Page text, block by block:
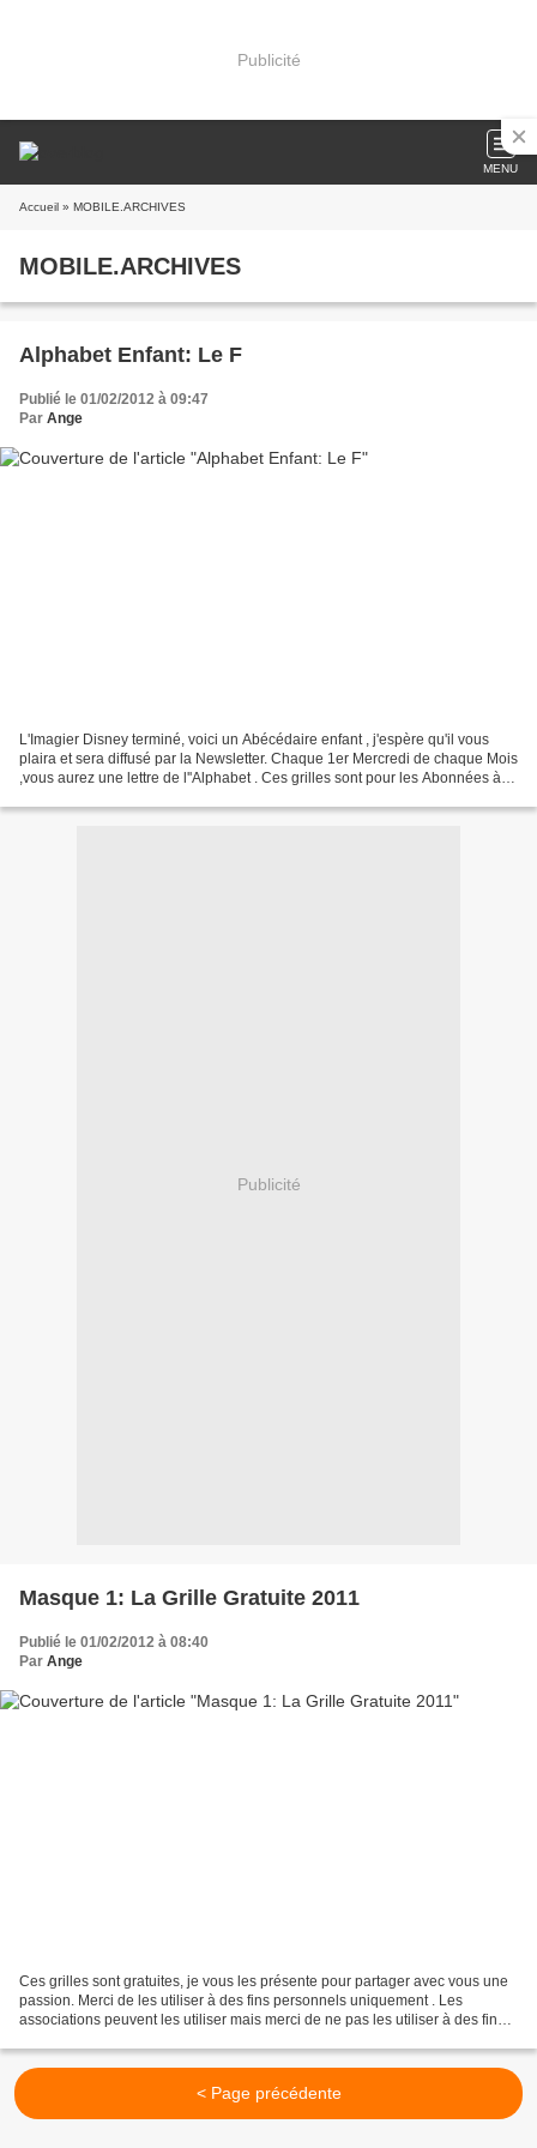
Publicité
MENU
Accueil » MOBILE.ARCHIVES
MOBILE.ARCHIVES
Alphabet Enfant: Le F
Publié le 01/02/2012 à 09:47
Par Ange
L'Imagier Disney terminé, voici un Abécédaire enfant , j'espère qu'il vous
plaira et sera diffusé par la Newsletter. Chaque 1er Mercredi de chaque Mois
,vous aurez une lettre de l''Alphabet . Ces grilles sont pour les Abonnées à la
Publicité
Masque 1: La Grille Gratuite 2011
Publié le 01/02/2012 à 08:40
Par Ange
Ces grilles sont gratuites, je vous les présente pour partager avec vous une
passion. Merci de les utiliser à des fins personnels uniquement . Les
associations peuvent les utiliser mais merci de ne pas les utiliser à des fins
< Page précédente